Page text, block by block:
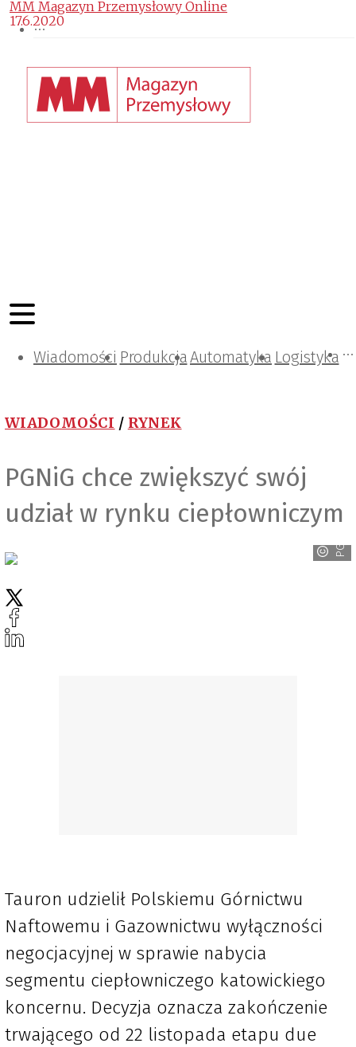
Wiadomości ProdukcjaAutomatyka Logistyka
Projektowanie i konstrukcje
Zarządzanie i IT
Tematy specjalne
WIADOMOŚCI / RYNEK
PGNiG chce zwiększyć swój
udział w rynku ciepłowniczym
PGNiG
MM Magazyn Przemysłowy Online
17.6.2020
Tauron udzielił Polskiemu Górnictwu
Naftowemu i Gazownictwu wyłączności
negocjacyjnej w sprawie nabycia
segmentu ciepłowniczego katowickiego
koncernu. Decyzja oznacza zakończenie
trwającego od 22 listopada etapu due